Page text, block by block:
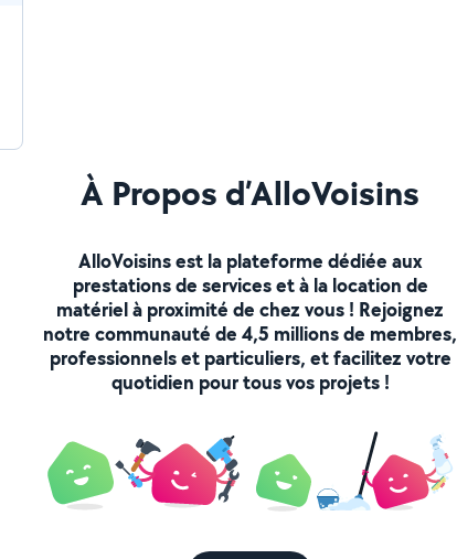
À Propos d’AlloVoisins
AlloVoisins est la plateforme dédiée aux
prestations de services et à la location de
matériel à proximité de chez vous ! Rejoignez
notre communauté de 4,5 millions de membres,
professionnels et particuliers, et facilitez votre
quotidien pour tous vos projets !